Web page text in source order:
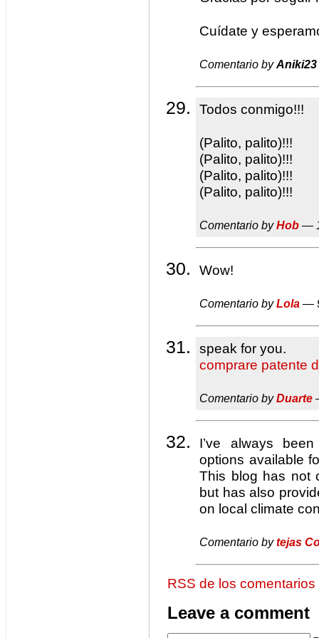
Cuídate y
Comentario byAniki23
Todos conmigo!!!
(Palito, palito)!!!
(Palito, palito)!!!
(Palito, palito)!!!
(Palito, palito)!!!
Comentario byHob —
Wow!
Comentario byLola —
speak for you.
comprare patente
Comentario byDuarte
I’ve always
options available
This blog has not
but has also
on local climate
Comentario bytejas
RSS de los comentarios
Leave a comment